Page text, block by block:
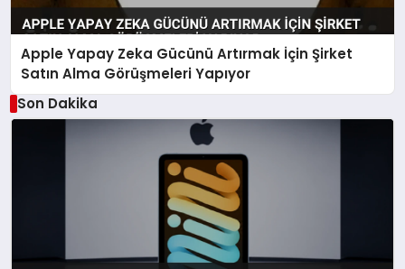
Apple Yapay Zeka Gücünü Artırmak İçin Şirket
Satın Alma Görüşmeleri Yapıyor
Son Dakika